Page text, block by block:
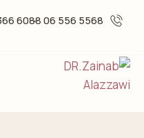
5568 556 06 -
6088 366 56 971+